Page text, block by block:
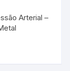
Arterial –